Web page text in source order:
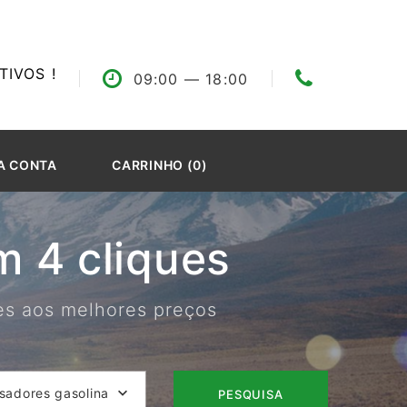
! 09:00 — 18:00
CONTA CARRINHO (0)
4 cliques
aos melhores preços
gasolina PESQUISA